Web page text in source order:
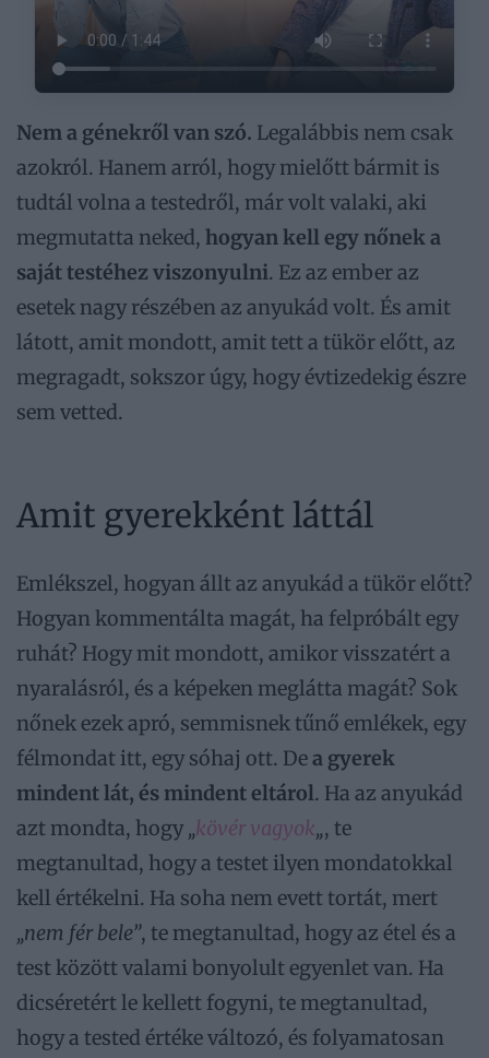
Nem a génekről van szó. Legalábbis nem csak
azokról. Hanem arról, hogy mielőtt bármit is
tudtál volna a testedről, már volt valaki, aki
megmutatta neked, hogyan kell egy nőnek a
saját testéhez viszonyulni. Ez az ember az
esetek nagy részében az anyukád volt. És amit
látott, amit mondott, amit tett a tükör előtt, az
megragadt, sokszor úgy, hogy évtizedekig észre
sem vetted.
Amit gyerekként láttál
Emlékszel, hogyan állt az anyukád a tükör előtt?
Hogyan kommentálta magát, ha felpróbált egy
ruhát? Hogy mit mondott, amikor visszatért a
nyaralásról, és a képeken meglátta magát? Sok
nőnek ezek apró, semmisnek tűnő emlékek, egy
félmondat itt, egy sóhaj ott. Dea gyerek
mindent lát, és mindent eltárol. Ha az anyukád
azt mondta, hogy „kövér vagyok„, te
megtanultad, hogy a testet ilyen mondatokkal
kell értékelni. Ha soha nem evett tortát, mert
„nem fér bele”, te megtanultad, hogy az étel és a
test között valami bonyolult egyenlet van. Ha
dicséretért le kellett fogyni, te megtanultad,
hogy a tested értéke változó, és folyamatosan